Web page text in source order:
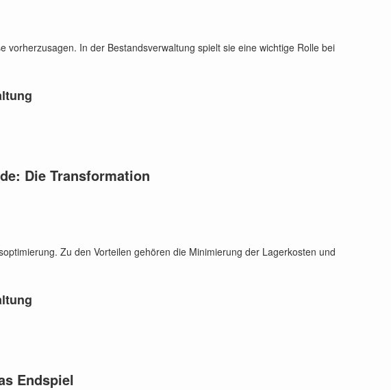
In der Bestandsverwaltung spielt sie eine wichtige Rolle bei
Die Transformation
Zu den Vorteilen gehören die Minimierung der Lagerkosten und
Endspiel